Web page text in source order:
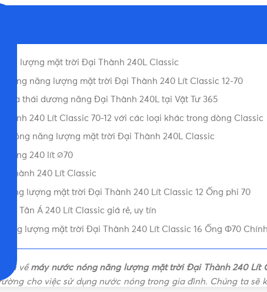
5 năm THƯƠNG
CLASSIC (INOX 304) DUNG
MẶT TRỜI
Máy năng lượng mặt trời
năng lượng mặt trời Đại
Thành,Máy nước nóng
Thành
lượng mặt trời Đại Thành 240L Classic
nóng năng lượng mặt trời Đại Thành 240 Lít Classic 12-70
mua thái dương năng Đại Thành 240L tại Vật Tư 365
240 Lít Classic 70-12 với các loại khác trong dòng Classic
nóng năng lượng mặt trời Đại Thành 240L Classic
không 240 lít ∅70
Thành 240 Lít Classic
năng lượng mặt trời Đại Thành 240 Lít Classic 12 Ống phi 70
Tân Á 240 Lít Classic giá rẻ, uy tín
lượng mặt trời Đại Thành 240 Lít Classic 16 Ống Φ70
về máy nước nóng năng lượng mặt trời Đại Thành 240 Lít
cho việc sử dụng nước nóng trong gia đình. Chúng ta sẽ